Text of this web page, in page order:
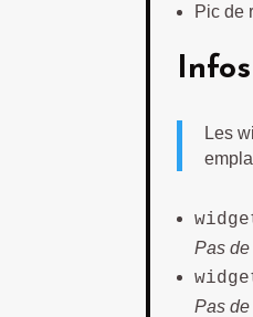
Pic de
Les
Pas de
Pas de